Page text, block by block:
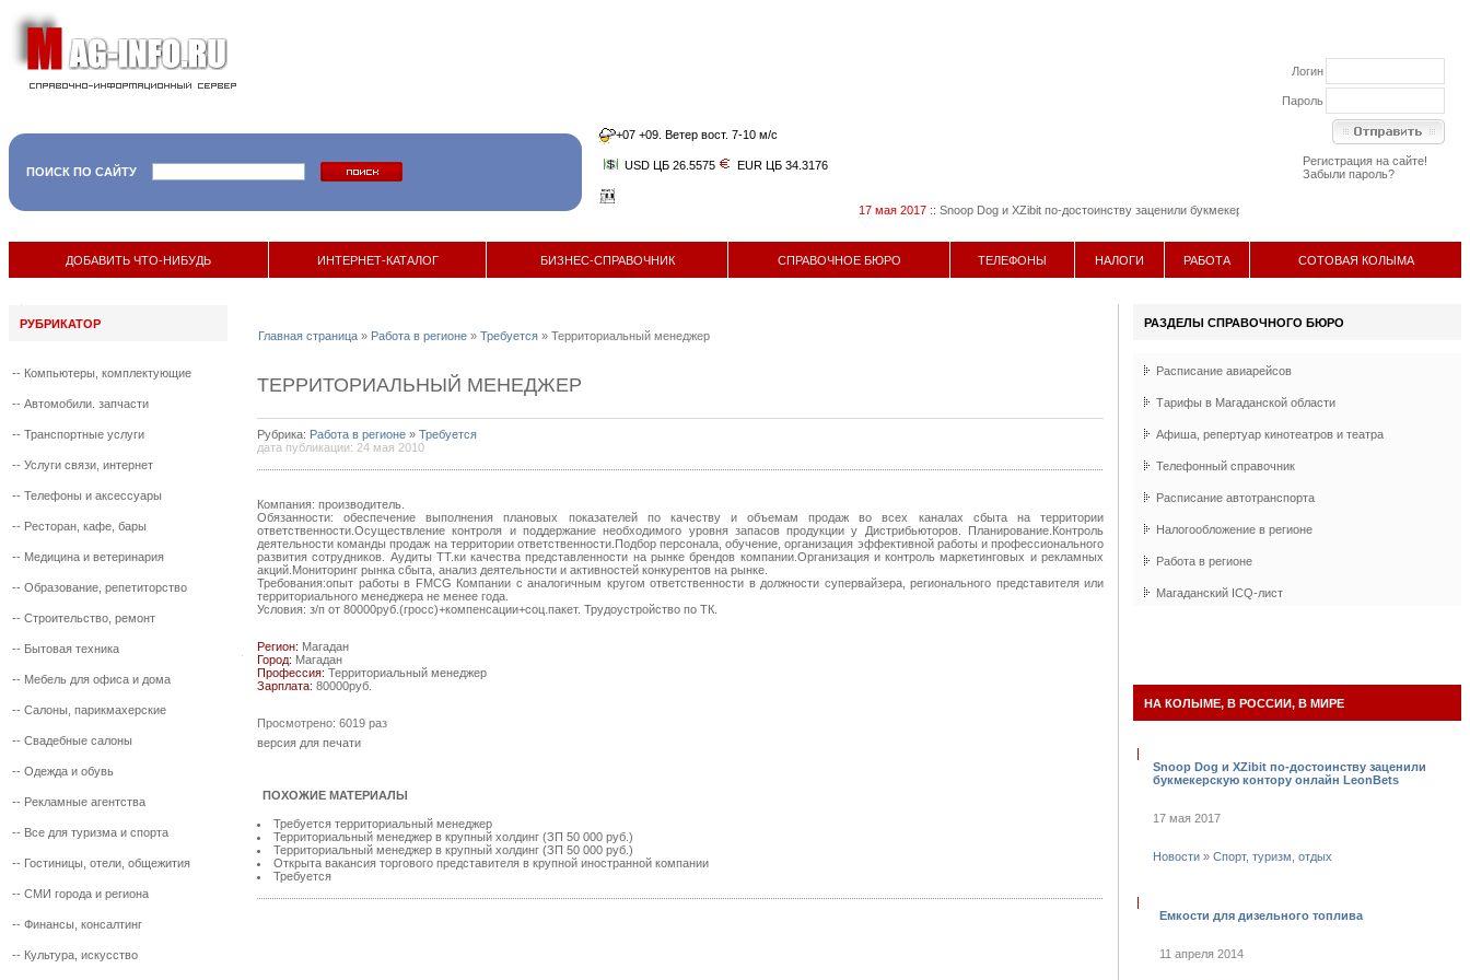
Логин
Пароль
Регистрация на сайте!
Забыли пароль?
ПОИСК ПО САЙТУ
+07 +09. Ветер вост. 7-10 м/с
USD ЦБ 26.5575 EUR ЦБ 34.3176
17 мая 2017:: Snoop Dog и XZibit по-достоинству заценили букмекерскую контору онлайн LeonBets
ДОБАВИТЬ ЧТО-НИБУДЬ ИНТЕРНЕТ-КАТАЛОГ БИЗНЕС-СПРАВОЧНИК СПРАВОЧНОЕ БЮРО ТЕЛЕФОНЫ НАЛОГИ РАБОТА СОТОВАЯ КОЛЫМА
РУБРИКАТОР
-- Компьютеры, комплектующие
-- Автомобили. запчасти
-- Транспортные услуги
-- Услуги связи, интернет
-- Телефоны и аксессуары
-- Ресторан, кафе, бары
-- Медицина и ветеринария
-- Образование, репетиторство
-- Строительство, ремонт
-- Бытовая техника
-- Мебель для офиса и дома
-- Салоны, парикмахерские
-- Свадебные салоны
-- Одежда и обувь
-- Рекламные агентства
-- Все для туризма и спорта
-- Гостиницы, отели, общежития
-- СМИ города и региона
-- Финансы, консалтинг
-- Культура, искусство
Главная страница » Работа в регионе » Требуется » Территориальный менеджер
ТЕРРИТОРИАЛЬНЫЙ МЕНЕДЖЕР
Рубрика: Работа в регионе » Требуется
дата публикации: 24 мая 2010
Компания: производитель.
Обязанности: обеспечение выполнения плановых показателей по качеству и объемам продаж во всех каналах сбыта на территории
ответственности.Осуществление контроля и поддержание необходимого уровня запасов продукции у Дистрибьюторов. Планирование.Контроль
деятельности команды продаж на территории ответственности.Подбор персонала, обучение, организация эффективной работы и профессионального
развития сотрудников. Аудиты ТТ.ки качества представленности на рынке брендов компании.Организация и контроль маркетинговых и рекламных
акций.Мониторинг рынка сбыта, анализ деятельности и активностей конкурентов на рынке.
Требования:опыт работы в FMCG Компании с аналогичным кругом ответственности в должности супервайзера, регионального представителя или
территориального менеджера не менее года.
Условия: з/п от 80000руб.(гросс)+компенсации+соц.пакет. Трудоустройство по ТК.
Регион: Магадан
Город: Магадан
Профессия: Территориальный менеджер
Зарплата: 80000руб.
Просмотрено: 6019 раз
версия для печати
ПОХОЖИЕ МАТЕРИАЛЫ
Требуется территориальный менеджер
Территориальный менеджер в крупный холдинг (ЗП 50 000 руб.)
Территориальный менеджер в крупный холдинг (ЗП 50 000 руб.)
Открыта вакансия торгового представителя в крупной иностранной компании
Требуется
РАЗДЕЛЫ СПРАВОЧНОГО БЮРО
Расписание авиарейсов
Тарифы в Магаданской области
Афиша, репертуар кинотеатров и театра
Телефонный справочник
Расписание автотранспорта
Налогообложение в регионе
Работа в регионе
Магаданский ICQ-лист
НА КОЛЫМЕ, В РОССИИ, В МИРЕ
Snoop Dog и XZibit по-достоинству заценили
букмекерскую контору онлайн LeonBets
17 мая 2017
Новости » Спорт, туризм, отдых
Емкости для дизельного топлива
11 апреля 2014